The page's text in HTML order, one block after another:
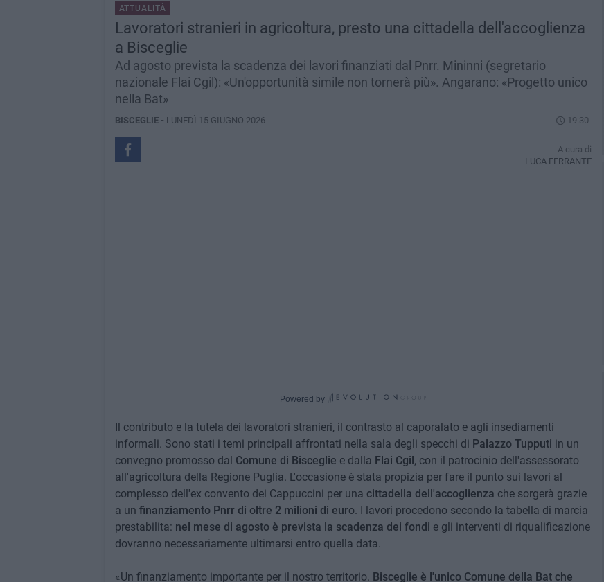
ATTUALITÀ
Lavoratori stranieri in agricoltura, presto una cittadella dell'accoglienza
a Bisceglie
Ad agosto prevista la scadenza dei lavori finanziati dal Pnrr. Mininni (segretario
nazionale Flai Cgil): «Un'opportunità simile non tornerà più». Angarano: «Progetto unico
nella Bat»
BISCEGLIE - LUNEDÌ 15 GIUGNO 2026 19.30
A cura di
LUCA FERRANTE
Powered by
Il contributo e la tutela dei lavoratori stranieri, il contrasto al caporalato e agli insediamenti
informali. Sono stati i temi principali affrontati nella sala degli specchi di Palazzo Tupputi in un
convegno promosso dal Comune di Bisceglie e dalla Flai Cgil, con il patrocinio dell'assessorato
all'agricoltura della Regione Puglia. L'occasione è stata propizia per fare il punto sui lavori al
complesso dell'ex convento dei Cappuccini per una cittadella dell'accoglienza che sorgerà grazie
a un finanziamento Pnrr di oltre 2 milioni di euro. I lavori procedono secondo la tabella di marcia
prestabilita: nel mese di agosto è prevista la scadenza dei fondi e gli interventi di riqualificazione
dovranno necessariamente ultimarsi entro quella data.
«Un finanziamento importante per il nostro territorio. Bisceglie è l'unico Comune della Bat che